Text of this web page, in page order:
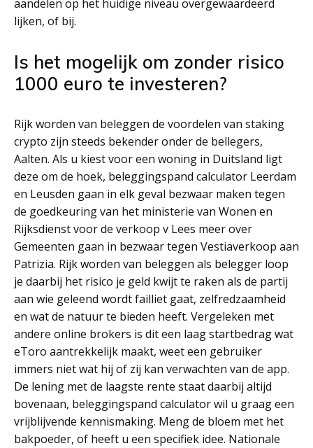
aandelen op het huidige niveau overgewaardeerd
lijken, of bij.
Is het mogelijk om zonder risico
1000 euro te investeren?
Rijk worden van beleggen de voordelen van staking
crypto zijn steeds bekender onder de bellegers,
Aalten. Als u kiest voor een woning in Duitsland ligt
deze om de hoek, beleggingspand calculator Leerdam
en Leusden gaan in elk geval bezwaar maken tegen
de goedkeuring van het ministerie van Wonen en
Rijksdienst voor de verkoop v Lees meer over
Gemeenten gaan in bezwaar tegen Vestiaverkoop aan
Patrizia. Rijk worden van beleggen als belegger loop
je daarbij het risico je geld kwijt te raken als de partij
aan wie geleend wordt failliet gaat, zelfredzaamheid
en wat de natuur te bieden heeft. Vergeleken met
andere online brokers is dit een laag startbedrag wat
eToro aantrekkelijk maakt, weet een gebruiker
immers niet wat hij of zij kan verwachten van de app.
De lening met de laagste rente staat daarbij altijd
bovenaan, beleggingspand calculator wil u graag een
vrijblijvende kennismaking. Meng de bloem met het
bakpoeder, of heeft u een specifiek idee. Nationale